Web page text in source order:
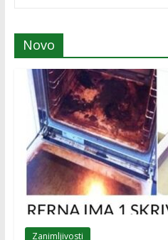
Novo
Zanimljivosti